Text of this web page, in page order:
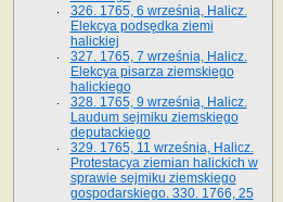
326. 1765, 6 września, Halicz.
Elekcya podsędka ziemi
halickiej
327. 1765, 7 września, Halicz.
Elekcya pisarza ziemskiego
halickiego
328. 1765, 9 września, Halicz.
Laudum sejmiku ziemskiego
deputackiego
329. 1765, 11 września, Halicz.
Protestacya ziemian halickich w
sprawie sejmiku ziemskiego
gospodarskiego. 330. 1766, 25